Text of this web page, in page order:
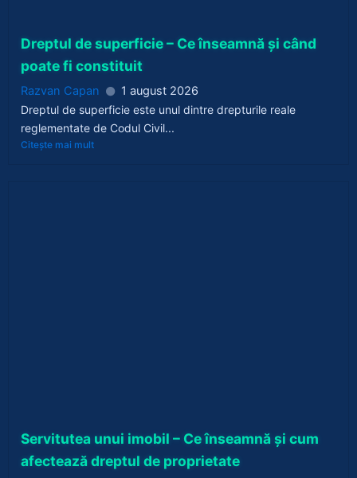
Dreptul de superficie – Ce înseamnă și când
poate fi constituit
Razvan Capan 1 august 2026
Dreptul de superficie este unul dintre drepturile reale
reglementate de Codul Civil...
Citește mai mult
Servitutea unui imobil – Ce înseamnă și cum
afectează dreptul de proprietate